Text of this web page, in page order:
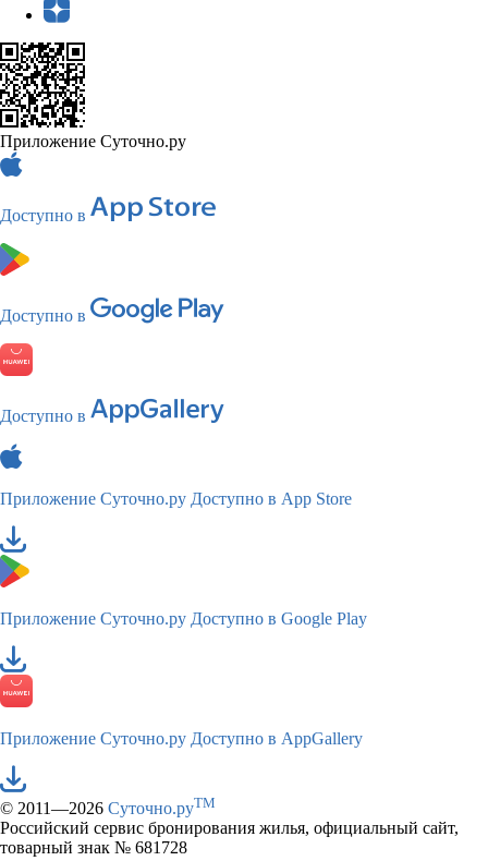
Приложение Суточно.ру
Доступно в
Доступно в
Доступно в
Приложение Суточно.ру Доступно в App Store
Приложение Суточно.ру Доступно в Google Play
Приложение Суточно.ру Доступно в AppGallery
© 2011—2026 Суточно.руTM
Российский сервис бронирования жилья, официальный сайт,
товарный знак № 681728